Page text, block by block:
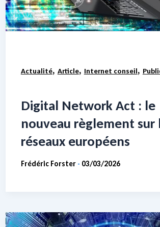
Actualité, Article, Internet conseil,
Digital Network Act : le
nouveau règlement sur
réseaux européens
Frédéric Forster - 03/03/2026